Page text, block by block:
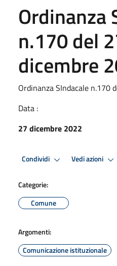
Ordinanza
n.170 del
dicembre
Ordinanza SIndacale n.170
Data :
27 dicembre 2022
Condividi Vedi azioni
Categorie:
Comune
Argomenti:
Comunicazione istituzionale